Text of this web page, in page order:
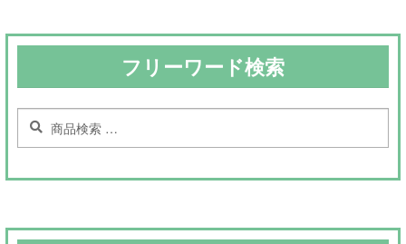
フリーワード検索
象: